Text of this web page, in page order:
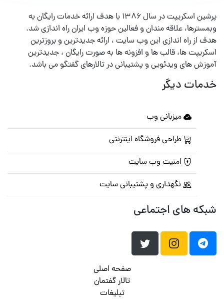
پرشین اسکریپت در سال ۱۳۸۶ با هدف ارائه خدمات رایگان به
وبمسترها، علاقه مندان و فعالین حوزه وب ایران راه اندازی شد.
هدف از راه اندازی این وب سایت ، ارائه جدیدترین و بروزترین
اسکریپت ها، قالب ها و افزونه ها به صورت رایگان ، جدیدترین
آموزش های ویدئویی و پشتیبانی در تالارهای گفتگو می باشد.
خدمات دیگر
میزبانی وب
طراحی فروشگاه اینترنتی
امنیت وب سایت
نگهداری و پشتیبانی سایت
شبکه های اجتماعی
صفحه اصلی
تالار گفتمان
تبلیغات